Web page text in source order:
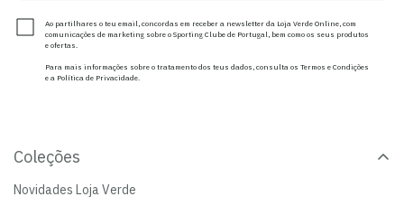
Ao partilhares o teu email, concordas em receber a newsletter da Loja Verde Online, com
comunicações de marketing sobre o Sporting Clube de Portugal, bem como os seus produtos
e ofertas.
Para mais informações sobre o tratamento dos teus dados, consulta os Termos e Condições
e a Política de Privacidade.
Coleções
Novidades Loja Verde